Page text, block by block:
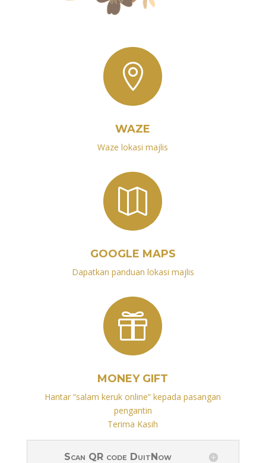

WAZE
Waze lokasi majlis

GOOGLE MAPS
Dapatkan panduan lokasi majlis

MONEY GIFT
Hantar “salam keruk online” kepada pasangan
pengantin
Terima Kasih
Scan QR code DuitNow